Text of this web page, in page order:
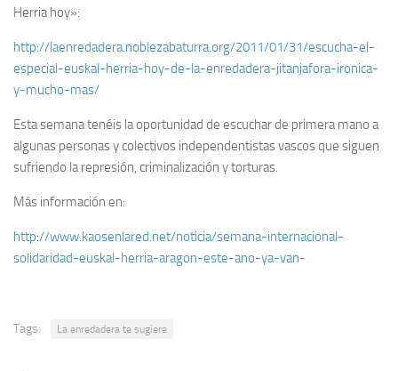
Herria hoy»:
http://laenredadera.noblezabaturra.org/2011/01/31/escucha-el-
especial-euskal-herria-hoy-de-la-enredadera-jitanjafora-ironica-
y-mucho-mas/
Esta semana tenéis la oportunidad de escuchar de primera mano a
algunas personas y colectivos independentistas vascos que siguen
sufriendo la represión, criminalización y torturas.
Más información en:
http://www.kaosenlared.net/noticia/semana-internacional-
solidaridad-euskal-herria-aragon-este-ano-ya-van-
Tags: La enredadera te sugiere